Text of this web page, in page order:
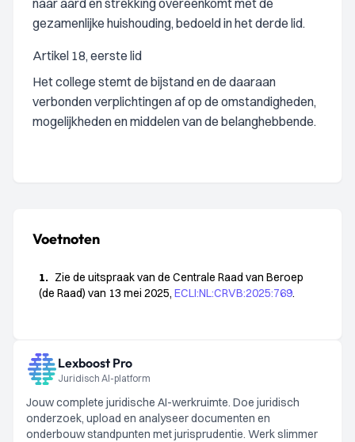
naar aard en strekking overeenkomt met de
gezamenlijke huishouding, bedoeld in het derde lid.
Artikel 18, eerste lid
Het college stemt de bijstand en de daaraan
verbonden verplichtingen af op de omstandigheden,
mogelijkheden en middelen van de belanghebbende.
Voetnoten
1. Zie de uitspraak van de Centrale Raad van Beroep
(de Raad) van 13 mei 2025, ECLI:NL:CRVB:2025:769.
Lexboost Pro
Juridisch AI-platform
Jouw complete juridische AI-werkruimte. Doe juridisch
onderzoek, upload en analyseer documenten en
onderbouw standpunten met jurisprudentie. Werk slimmer